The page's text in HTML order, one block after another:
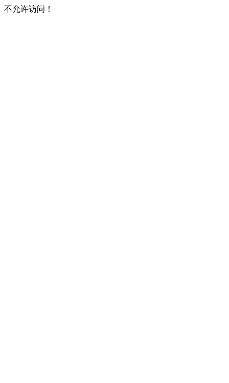
不允许访问！